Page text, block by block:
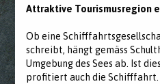
Attraktive Tourismusregion
Ob eine
schreibt, hängt gemäss
Umgebung des Sees ab. Ist
profitiert auch die Schifffahrt.